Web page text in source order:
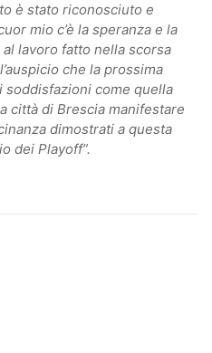
è stato riconosciuto e
mio c’è la speranza e la
lavoro fatto nella scorsa
che la prossima
come quella
città di Brescia manifestare
dimostrati a questa
dei Playoff”.